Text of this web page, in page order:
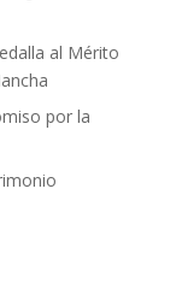
al Mérito
por la